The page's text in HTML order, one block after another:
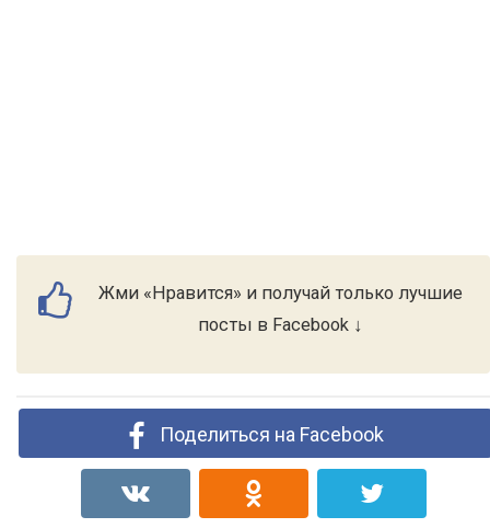
Жми «Нравится» и получай только лучшие
посты в Facebook ↓
Поделиться на Facebook